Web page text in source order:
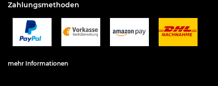
Zahlungsmethoden
mehr Informationen